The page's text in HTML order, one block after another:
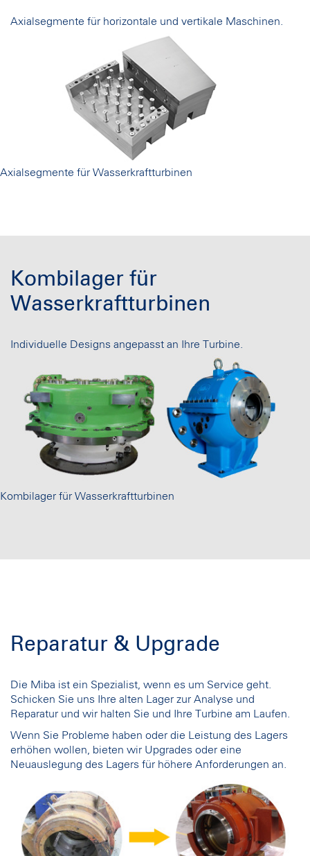
Axialsegmente für Wasserkraftturbinen
Axialsegmente für horizontale und vertikale Maschinen.
Kombilager für Wasserkraftturbinen
Kombilager für
Wasserkraftturbinen
Individuelle Designs angepasst an Ihre Turbine.
Reparatur & Upgrade
Die Miba ist ein Spezialist, wenn es um Service geht.
Schicken Sie uns Ihre alten Lager zur Analyse und
Reparatur und wir halten Sie und Ihre Turbine am Laufen.
Wenn Sie Probleme haben oder die Leistung des Lagers
erhöhen wollen, bieten wir Upgrades oder eine
Neuauslegung des Lagers für höhere Anforderungen an.